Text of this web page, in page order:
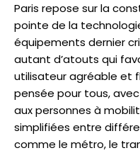
Paris repose sur la
pointe de la
équipements dernier
autant d’atouts qui
utilisateur agréable et
pensée pour tous,
aux personnes à
simplifiées entre
comme le métro, le